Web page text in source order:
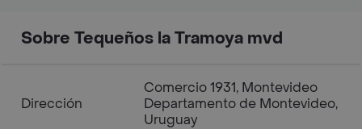
Sobre Tequeños la Tramoya mvd
Dirección
Comercio 1931, Montevideo
Departamento de Montevideo,
Uruguay